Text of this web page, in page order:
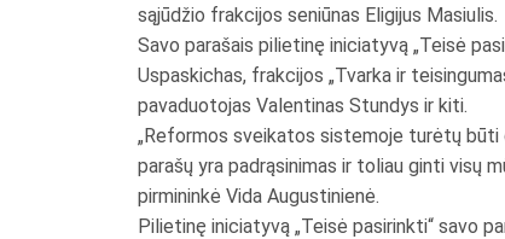
sąjūdžio frakcijos seniūnas Eligijus Masiulis.
Savo parašais pilietinę iniciatyvą „Teisė
Uspaskichas, frakcijos „Tvarka ir
pavaduotojas Valentinas Stundys ir kiti.
„Reformos sveikatos sistemoje turėtų būti
parašų yra padrąsinimas ir toliau ginti visų
pirmininkė Vida Augustinienė.
Pilietinę iniciatyvą „Teisė pasirinkti“ savo